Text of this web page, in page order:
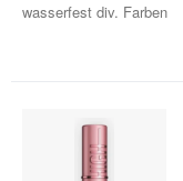
wasserfest div. Farben